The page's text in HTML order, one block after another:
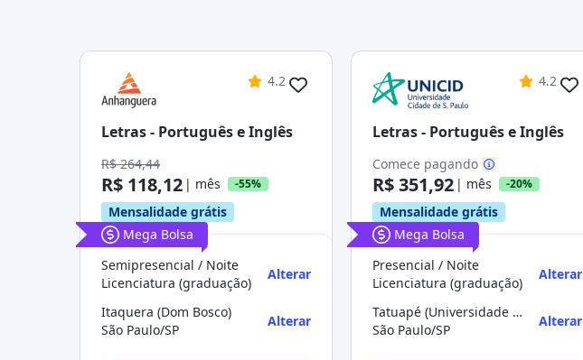
4.2
Letras - Português e Inglês
R$ 264,44
R$ 118,12 | mês -55%
Mensalidade grátis
Mega Bolsa
Semipresencial / Noite
Licenciatura (graduação)
Alterar
Itaquera (Dom Bosco)
São Paulo/SP
Alterar
4.2
Letras - Português e Inglês
Comece pagando
R$ 351,92 | mês -20%
Mensalidade grátis
Mega Bolsa
Presencial / Noite
Licenciatura (graduação)
Alterar
Tatuapé (Universidade De São Paulo)
São Paulo/SP
Alterar